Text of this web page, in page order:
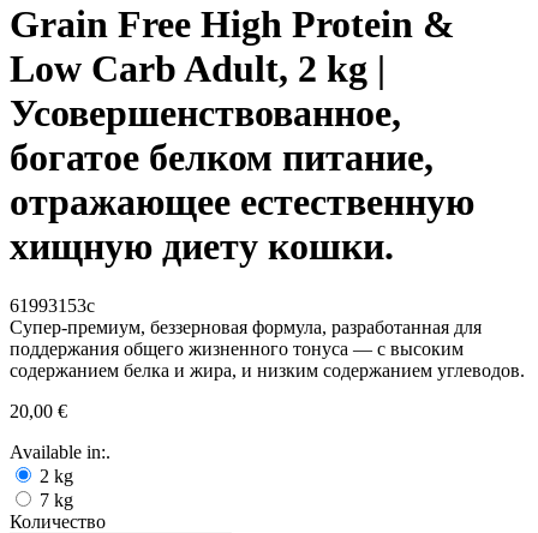
Grain Free High Protein &
Low Carb Adult, 2 kg |
Усовершенствованное,
богатое белком питание,
отражающее естественную
хищную диету кошки.
61993153c
Супер-премиум, беззерновая формула, разработанная для
поддержания общего жизненного тонуса — с высоким
содержанием белка и жира, и низким содержанием углеводов.
20,00 €
Available in:.
2 kg
7 kg
Количество